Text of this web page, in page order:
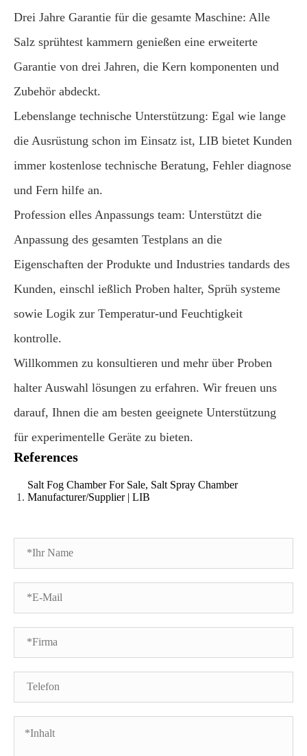
Drei Jahre Garantie für die gesamte Maschine: Alle
Salz sprühtest kammern genießen eine erweiterte
Garantie von drei Jahren, die Kern komponenten und
Zubehör abdeckt.
Lebenslange technische Unterstützung: Egal wie lange
die Ausrüstung schon im Einsatz ist, LIB bietet Kunden
immer kostenlose technische Beratung, Fehler diagnose
und Fern hilfe an.
Profession elles Anpassungs team: Unterstützt die
Anpassung des gesamten Testplans an die
Eigenschaften der Produkte und Industries tandards des
Kunden, einschl ießlich Proben halter, Sprüh systeme
sowie Logik zur Temperatur-und Feuchtigkeit
kontrolle.
Willkommen zu konsultieren und mehr über Proben
halter Auswahl lösungen zu erfahren. Wir freuen uns
darauf, Ihnen die am besten geeignete Unterstützung
für experimentelle Geräte zu bieten.
References
Salt Fog Chamber For Sale, Salt Spray Chamber
Manufacturer/Supplier | LIB